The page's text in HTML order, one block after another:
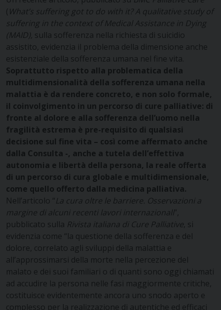
(What’s suffering got to do with it?A qualitative study of
suffering in the context of Medical Assistance in Dying
(MAID), sulla sofferenza nella richiesta di suicidio
assistito, evidenzia il problema della dimensione anche
esistenziale della sofferenza umana nel fine vita.
Soprattutto rispetto alla problematica della
multidimensionalità della sofferenza umana nella
malattia è da rendere concreto, e non solo formale,
il coinvolgimento in un percorso di cure palliative: di
fronte al dolore e alla sofferenza dell’uomo nella
fragilità estrema è pre-requisito di qualsiasi
decisione sul fine vita – così come affermato anche
dalla Consulta -, anche a tutela dell’effettiva
autonomia e libertà della persona, la reale offerta
di un percorso di cura globale e multidimensionale,
come quello offerto dalla medicina palliativa.
Nell’articolo “La cura oltre le barriere. Osservazioni a
margine di alcuni recenti lavori internazionali”,
pubblicato sulla Rivista italiana di Cure Palliative , si
evidenzia come “la questione della sofferenza e del
dolore, correlato agli sviluppi della malattia e
all’approssimarsi della morte nella percezione del
malato e dei suoi familiari o di quanti sono oggi chiamati
ad accudire la persona nelle fasi maggiormente critiche,
costituisce evidentemente ancora uno snodo aperto e
complesso per la realizzazione di autentiche ed efficaci